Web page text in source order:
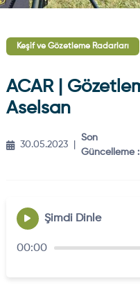
Keşif ve Gözetleme Radarları
ACAR |
Aselsan
30.05.2023
Son
Güncelleme :
Şimdi Dinle
00:00